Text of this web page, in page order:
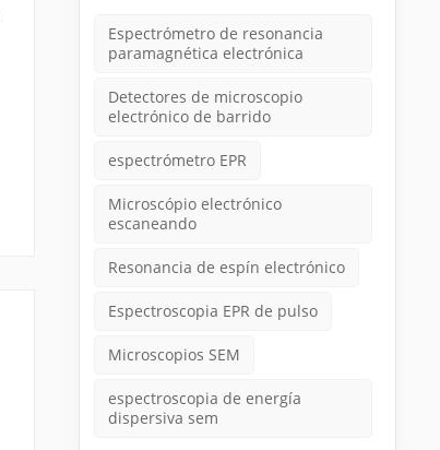
Espectrómetro de resonancia
paramagnética electrónica
Detectores de microscopio
electrónico de barrido
espectrómetro EPR
Microscópio electrónico
escaneando
Resonancia de espín electrónico
Espectroscopia EPR de pulso
Microscopios SEM
espectroscopia de energía
dispersiva sem